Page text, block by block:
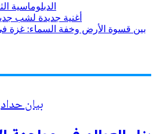
الدبلوماسية
أغنية جديدة لشب
بين قسوة الأرض وخفة السماء: غزة
بيان حداد